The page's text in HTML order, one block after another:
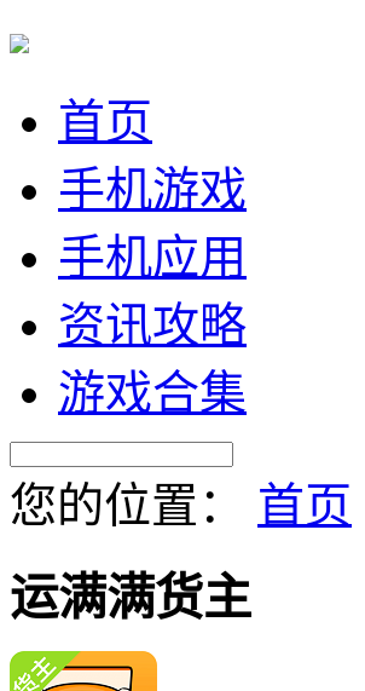
首页
手机游戏
手机应用
资讯攻略
游戏合集
您的位置： 首页
运满满货主